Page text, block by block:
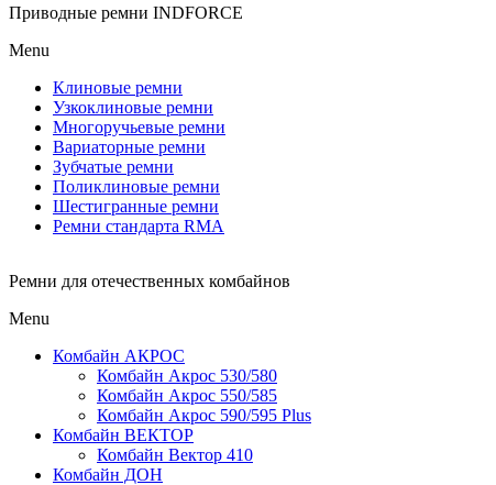
Приводные ремни INDFORCE
Menu
Клиновые ремни
Узкоклиновые ремни
Многоручьевые ремни
Вариаторные ремни
Зубчатые ремни
Поликлиновые ремни
Шестигранные ремни
Ремни стандарта RMA
Ремни для отечественных комбайнов
Menu
Комбайн АКРОС
Комбайн Акрос 530/580
Комбайн Акрос 550/585
Комбайн Акрос 590/595 Plus
Комбайн ВЕКТОР
Комбайн Вектор 410
Комбайн ДОН